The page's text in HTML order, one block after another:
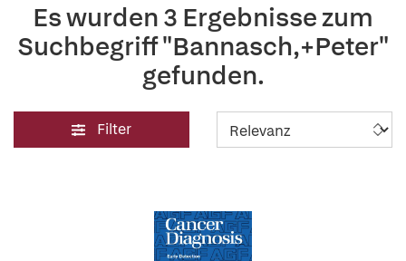
Es wurden 3 Ergebnisse zum
Suchbegriff "Bannasch,+Peter"
gefunden.
Filter